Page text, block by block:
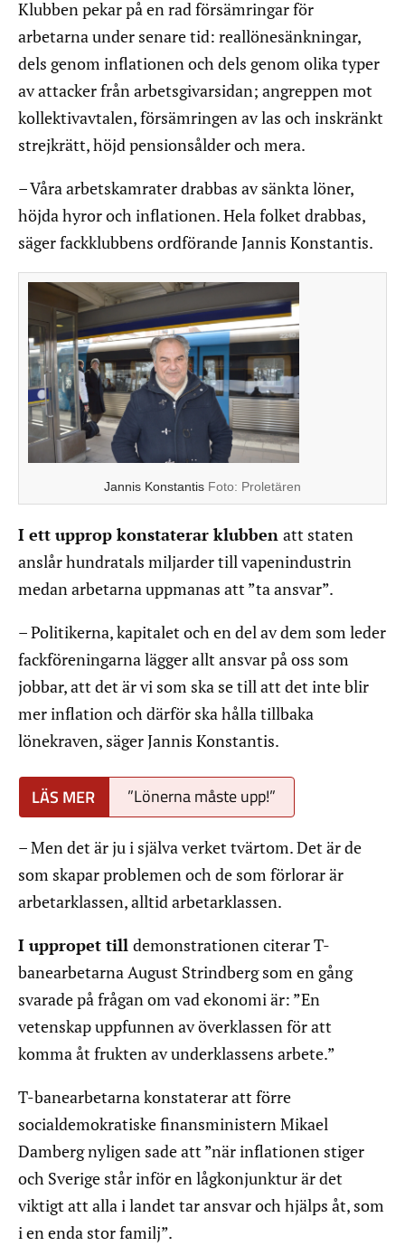
Klubben pekar på en rad försämringar för
arbetarna under senare tid: reallönesänkningar,
dels genom inflationen och dels genom olika typer
av attacker från arbetsgivarsidan; angreppen mot
kollektivavtalen, försämringen av las och inskränkt
strejkrätt, höjd pensionsålder och mera.
– Våra arbetskamrater drabbas av sänkta löner,
höjda hyror och inflationen. Hela folket drabbas,
säger fackklubbens ordförande Jannis Konstantis.
Jannis Konstantis Foto: Proletären
I ett upprop konstaterar klubben att staten
anslår hundratals miljarder till vapenindustrin
medan arbetarna uppmanas att ”ta ansvar”.
– Politikerna, kapitalet och en del av dem som leder
fackföreningarna lägger allt ansvar på oss som
jobbar, att det är vi som ska se till att det inte blir
mer inflation och därför ska hålla tillbaka
lönekraven, säger Jannis Konstantis.
”Lönerna måste upp!”
– Men det är ju i själva verket tvärtom. Det är de
som skapar problemen och de som förlorar är
arbetarklassen, alltid arbetarklassen.
I uppropet till demonstrationen citerar T-
banearbetarna August Strindberg som en gång
svarade på frågan om vad ekonomi är: ”En
vetenskap uppfunnen av överklassen för att
komma åt frukten av underklassens arbete.”
T-banearbetarna konstaterar att förre
socialdemokratiske finansministern Mikael
Damberg nyligen sade att ”när inflationen stiger
och Sverige står inför en lågkonjunktur är det
viktigt att alla i landet tar ansvar och hjälps åt, som
i en enda stor familj”.